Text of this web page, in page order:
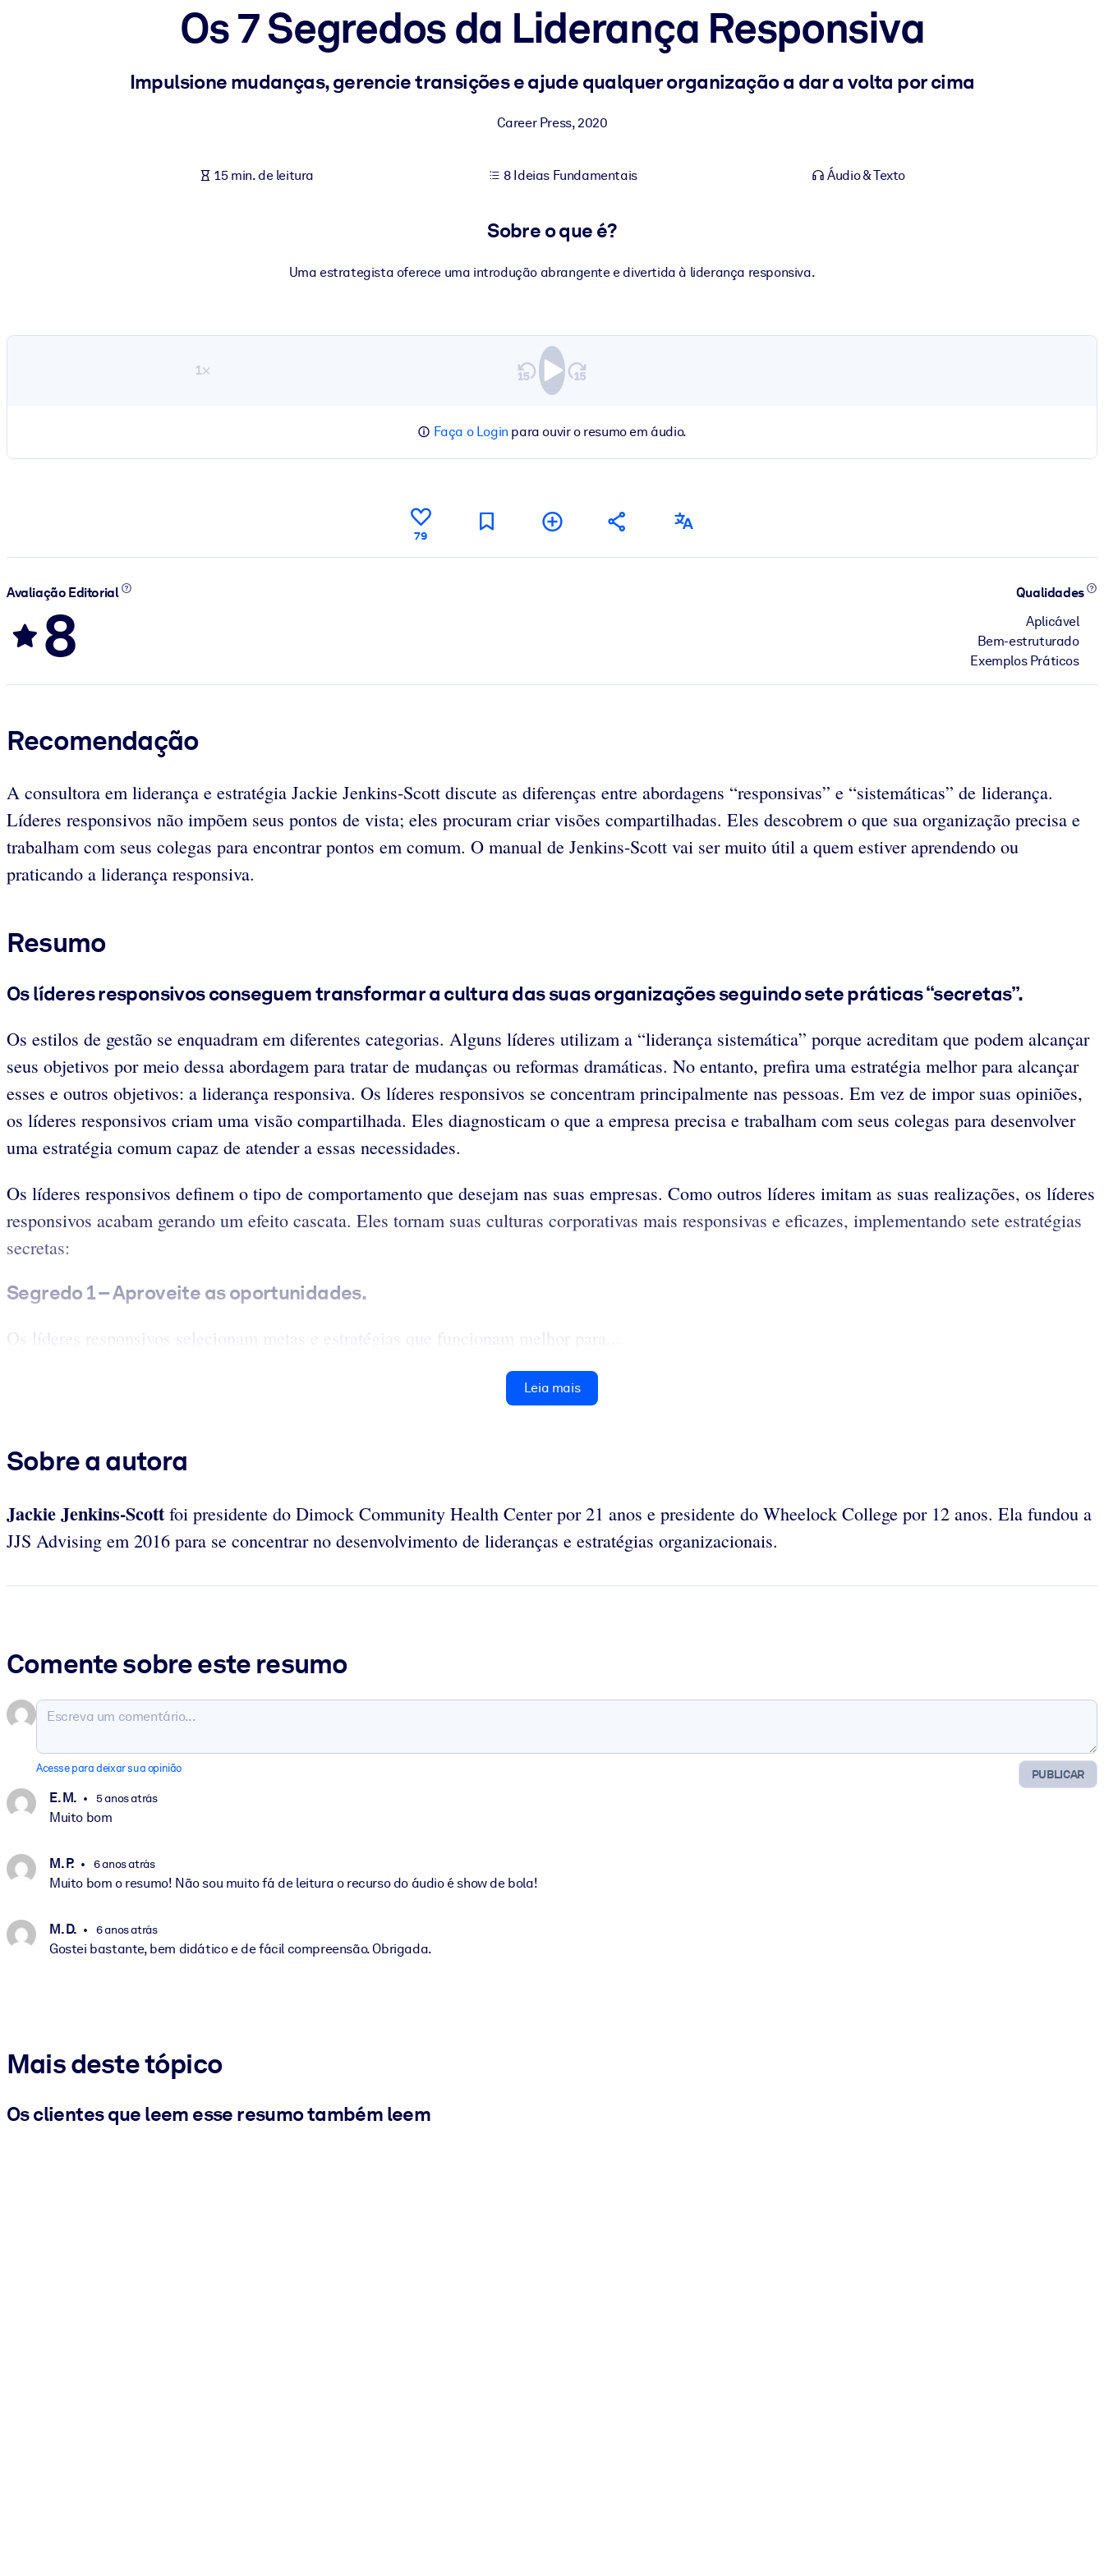
Para bibliotecas corporativas
Enriqueça sua biblioteca corporativa com conhecimento de negócios confiável e pronto para uso.
Alimente seus sistemas de IA com conhecimento confiável e estruturado para melhorar os resultados.
Os 7 Segredos da Liderança Responsiva
Impulsione mudanças, gerencie transições e ajude qualquer organização a dar a volta por cima
Career Press,2020
15 min. de leitura 8 Ideias Fundamentais Áudio & Texto
Sobre o que é?
Uma estrategista oferece uma introdução abrangente e divertida à liderança responsiva.
1×
Faça o Login para ouvir o resumo em áudio.
79
Avaliação Editorial
8
Qualidades
Aplicável
Bem-estruturado
Exemplos Práticos
Recomendação
A consultora em liderança e estratégia Jackie Jenkins-Scott discute as diferenças entre abordagens “responsivas” e “sistemáticas” de liderança.
Líderes responsivos não impõem seus pontos de vista; eles procuram criar visões compartilhadas. Eles descobrem o que sua organização precisa e
trabalham com seus colegas para encontrar pontos em comum. O manual de Jenkins-Scott vai ser muito útil a quem estiver aprendendo ou
praticando a liderança responsiva.
Resumo
Os líderes responsivos conseguem transformar a cultura das suas organizações seguindo sete práticas “secretas”.
Os estilos de gestão se enquadram em diferentes categorias. Alguns líderes utilizam a “liderança sistemática” porque acreditam que podem alcançar
seus objetivos por meio dessa abordagem para tratar de mudanças ou reformas dramáticas. No entanto, prefira uma estratégia melhor para alcançar
esses e outros objetivos: a liderança responsiva. Os líderes responsivos se concentram principalmente nas pessoas. Em vez de impor suas opiniões,
os líderes responsivos criam uma visão compartilhada. Eles diagnosticam o que a empresa precisa e trabalham com seus colegas para desenvolver
uma estratégia comum capaz de atender a essas necessidades.
Os líderes responsivos definem o tipo de comportamento que desejam nas suas empresas. Como outros líderes imitam as suas realizações, os líderes
responsivos acabam gerando um efeito cascata. Eles tornam suas culturas corporativas mais responsivas e eficazes, implementando sete estratégias
secretas:
Segredo 1 – Aproveite as oportunidades.
Os líderes responsivos selecionam metas e estratégias que funcionam melhor para...
Leia mais
Sobre a autora
Jackie Jenkins-Scottfoi presidente do Dimock Community Health Center por 21 anos e presidente do Wheelock College por 12 anos. Ela fundou a
JJS Advising em 2016 para se concentrar no desenvolvimento de lideranças e estratégias organizacionais.
Comente sobre este resumo
PUBLICAR
Acesse para deixar sua opinião
E. M. 5 anos atrás
Muito bom
M. P. 6 anos atrás
Muito bom o resumo! Não sou muito fá de leitura o recurso do áudio é show de bola!
M. D. 6 anos atrás
Gostei bastante, bem didático e de fácil compreensão. Obrigada.
Mais deste tópico
Os clientes que leem esse resumo também leem